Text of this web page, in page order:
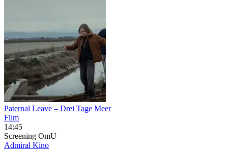
Paternal Leave – Drei Tage Meer
Film
14:45
Screening OmU
Admiral Kino